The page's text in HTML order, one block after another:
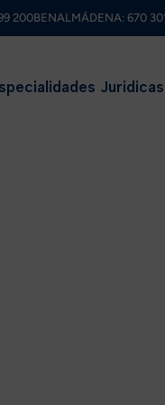
200BENALMÁDENA: 670
Juridicas